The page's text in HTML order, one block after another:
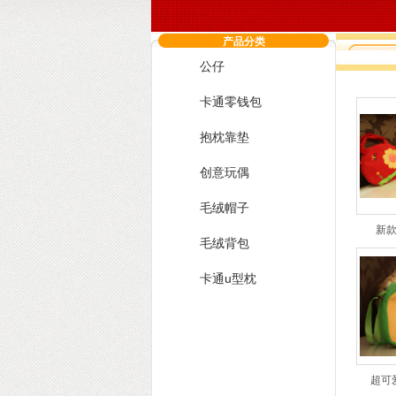
新
超可
产品分类
公仔
卡通零钱包
抱枕靠垫
创意玩偶
毛绒帽子
毛绒背包
卡通u型枕